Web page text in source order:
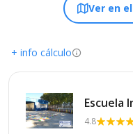
Ver en
+ info cálculo
Escuela
4.8